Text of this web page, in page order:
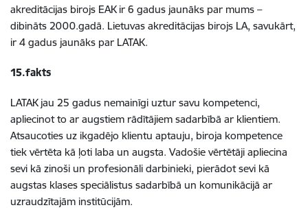
akreditācijas birojs EAK ir 6 gadus jaunāks par mums –
dibināts 2000.gadā. Lietuvas akreditācijas birojs LA, savukārt,
ir 4 gadus jaunāks par LATAK.
15.fakts
LATAK jau 25 gadus nemainīgi uztur savu kompetenci,
apliecinot to ar augstiem rādītājiem sadarbībā ar klientiem.
Atsaucoties uz ikgadējo klientu aptauju, biroja kompetence
tiek vērtēta kā ļoti laba un augsta. Vadošie vērtētāji apliecina
sevi kā zinoši un profesionāli darbinieki, pierādot sevi kā
augstas klases speciālistus sadarbībā un komunikācijā ar
uzraudzītajām institūcijām.